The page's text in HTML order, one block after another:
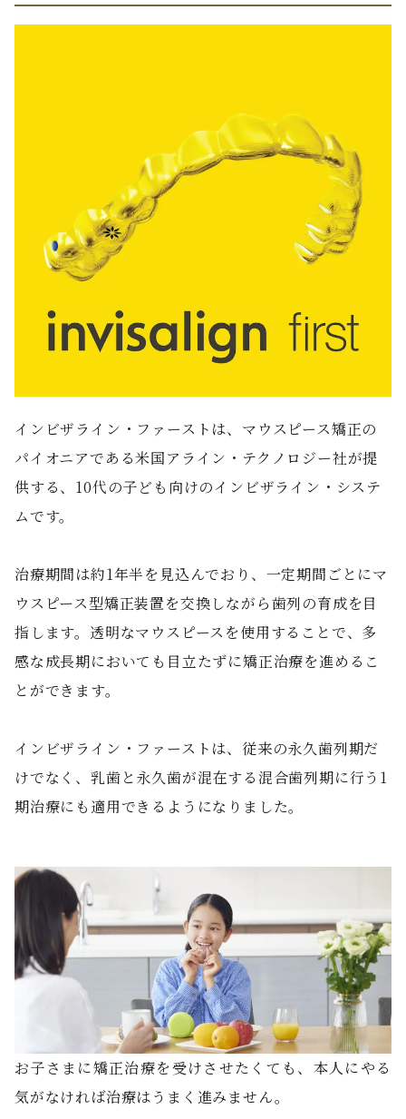
インビザライン・ファーストは、マウスピース矯正の
パイオニアである米国アライン・テクノロジー社が提
供する、10代の子ども向けのインビザライン・システ
ムです。
治療期間は約1年半を見込んでおり、一定期間ごとにマ
ウスピース型矯正装置を交換しながら歯列の育成を目
指します。透明なマウスピースを使用することで、多
感な成長期においても目立たずに矯正治療を進めるこ
とができます。
インビザライン・ファーストは、従来の永久歯列期だ
けでなく、乳歯と永久歯が混在する混合歯列期に行う1
期治療にも適用できるようになりました。
お子さまに矯正治療を受けさせたくても、本人にやる
気がなければ治療はうまく進みません。